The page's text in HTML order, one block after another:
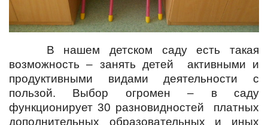
В нашем детском саду есть такая
возможность – занять детей активными и
продуктивными видами деятельности с
пользой. Выбор огромен – в саду
функционирует 30 разновидностей платных
дополнительных образовательных и иных